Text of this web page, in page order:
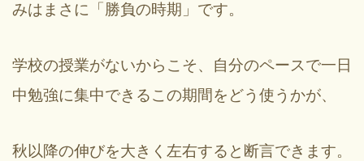
みはまさに「勝負の時期」です。
学校の授業がないからこそ、自分のペースで一日
中勉強に集中できるこの期間をどう使うかが、
秋以降の伸びを大きく左右すると断言できます。